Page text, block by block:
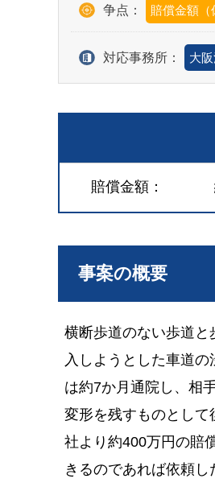
争点： 賠償金額（
対応事務所： 大
賠償金額
事案の概要
横断歩道のない歩道
入しようとした車道
は約7か月通院し、相
変形を残すものとし
社より約400万円の賠
きるのであれば依頼し